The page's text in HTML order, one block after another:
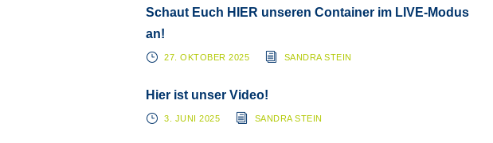
Schaut Euch HIER unseren Container im LIVE-Modus
an!
27. OKTOBER 2025 SANDRA STEIN
Hier ist unser Video!
3. JUNI 2025 SANDRA STEIN